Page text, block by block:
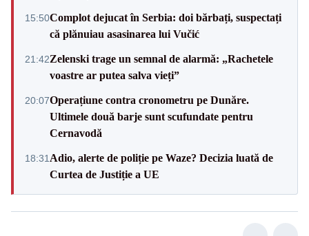
15:50Complot dejucat în Serbia: doi bărbați, suspectați
că plănuiau asasinarea lui Vučić
21:42Zelenski trage un semnal de alarmă: „Rachetele
voastre ar putea salva vieți”
20:07Operațiune contra cronometru pe Dunăre.
Ultimele două barje sunt scufundate pentru
Cernavodă
18:31 Adio, alerte de poliție pe Waze? Decizia luată de
Curtea de Justiție a UE